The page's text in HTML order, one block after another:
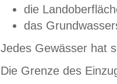
die
das
Jedes Gewässer hat
Die Grenze des